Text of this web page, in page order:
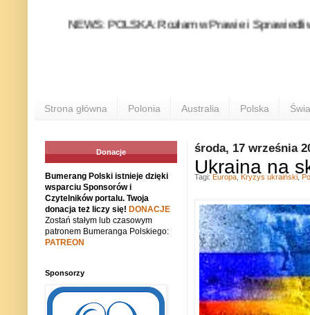
NEWS: POLSKA: Rozłam w Prawie i
Strona główna Polonia Australia Polska
środa, 17 września
Ukraina na
Tagi: Europa Kryzys ukraiński
Donacje
Bumerang Polski istnieje dzięki
wsparciu Sponsorów i
Czytelników portalu. Twoja
donacja też liczy się! DONACJE
Zostań stałym lub czasowym
patronem Bumeranga Polskiego:
PATREON
Sponsorzy